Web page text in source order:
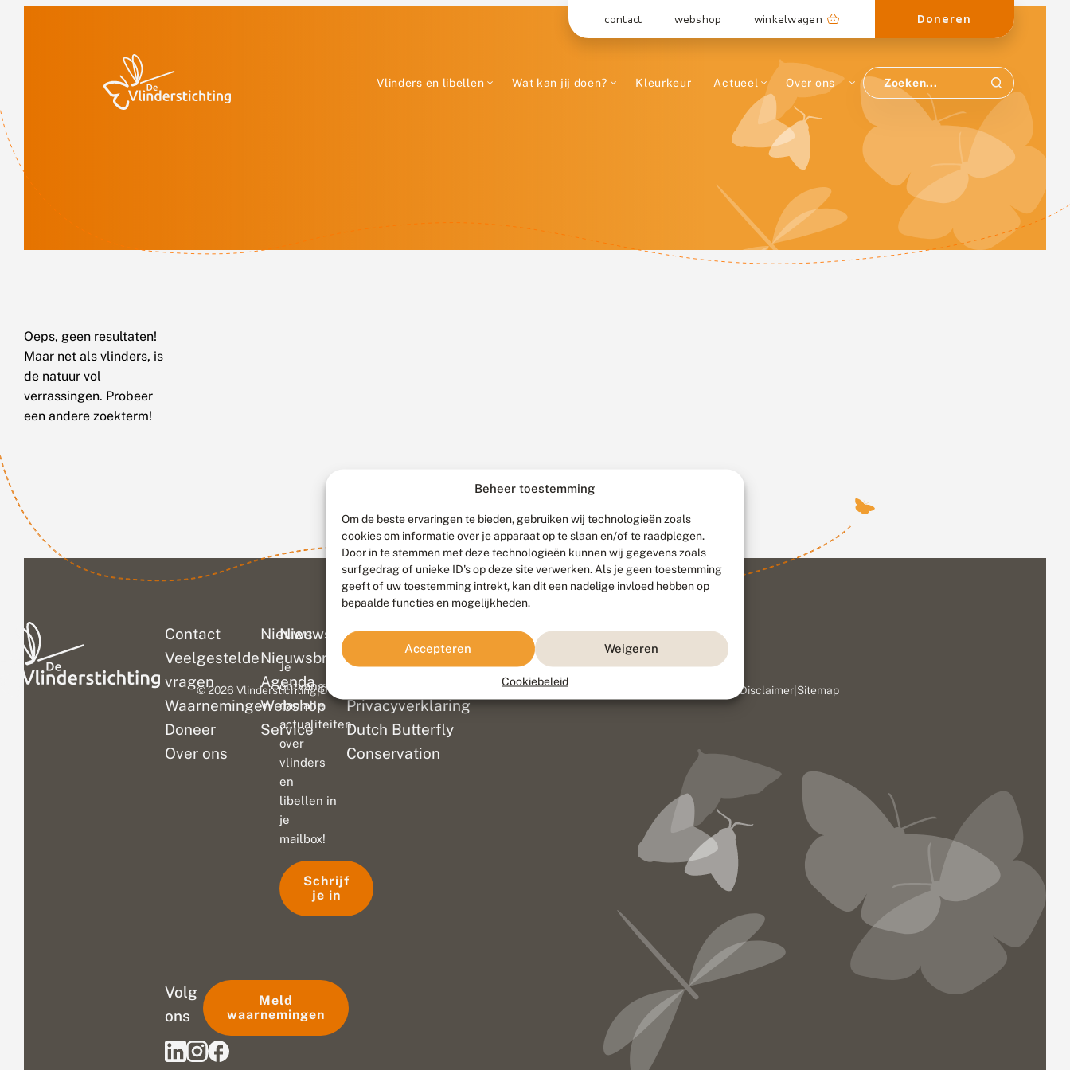
Beheer toestemming
Om de beste ervaringen te bieden, gebruiken wij technologieën zoals
cookies om informatie over je apparaat op te slaan en/of te raadplegen.
Door in te stemmen met deze technologieën kunnen wij gegevens zoals
surfgedrag of unieke ID's op deze site verwerken. Als je geen toestemming
geeft of uw toestemming intrekt, kan dit een nadelige invloed hebben op
bepaalde functies en mogelijkheden.
Accepteren Weigeren
Cookiebeleid
contact webshop winkelwagen Doneren
Vlinders en libellen Wat kan jij doen? Kleurkeur Actueel Over ons
Oeps, geen resultaten!
Maar net als vlinders, is
de natuur vol
verrassingen. Probeer
een andere zoekterm!
Contact
Veelgestelde
vragen
Waarnemingen
Doneer
Over ons
Nieuws
Nieuwsbrief
Agenda
Webshop
Service
Colofon
Disclaimer
Privacyverklaring
Dutch Butterfly
Conservation
Nieuwsbrief
Je
ontvangt
dan alle
actualiteiten
over
vlinders
en
libellen in
je
mailbox!
Schrijf
je in
Volg
ons
Meld
waarnemingen
© 2026 Vlinderstichting|Duurzaam ontwikkeld door Go2People, ontworpen door Disclaimer Sitemap